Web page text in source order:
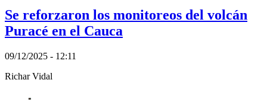
Se reforzaron los monitoreos del volcán
Puracé en el Cauca
09/12/2025 - 12:11
Richar Vidal